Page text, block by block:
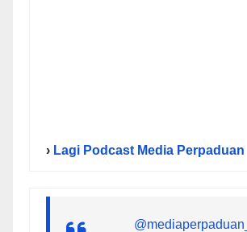
› Lagi Podcast Media Perpaduan
@mediaperpaduan_